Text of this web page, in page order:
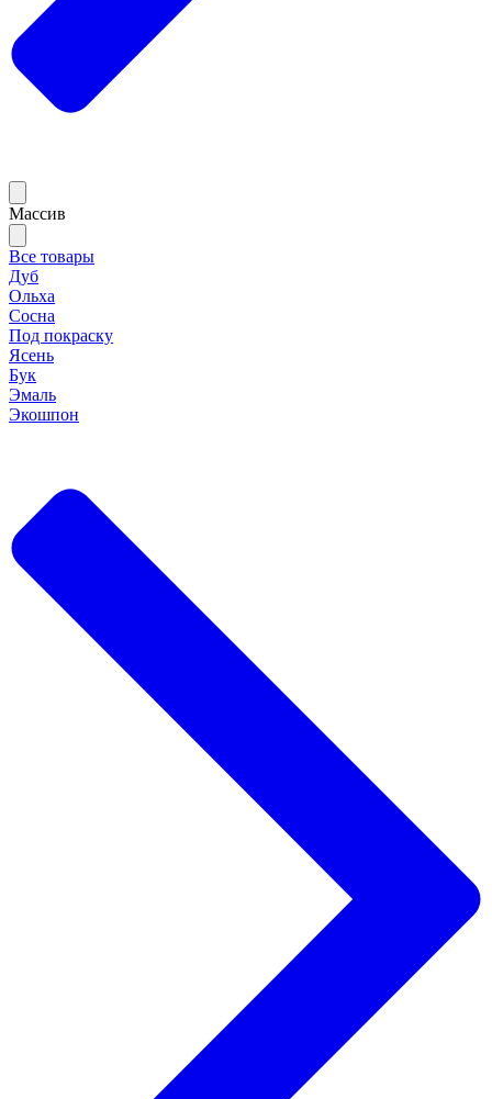
Массив
Все товары
Дуб
Ольха
Сосна
Под покраску
Ясень
Бук
Эмаль
Экошпон